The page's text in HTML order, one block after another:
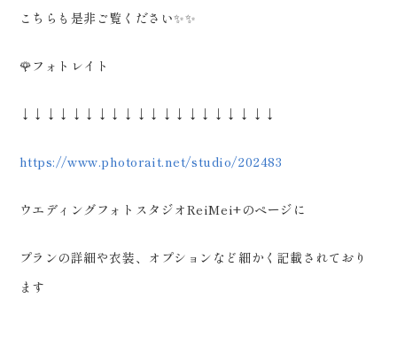
こちらも是非ご覧ください✨✨
🌹フォトレイト
↓↓↓↓↓↓↓↓↓↓↓↓↓↓↓↓↓↓↓↓
https://www.photorait.net/studio/202483
ウエディングフォトスタジオReiMei+のページに
プランの詳細や衣装、オプションなど細かく記載されており
ます